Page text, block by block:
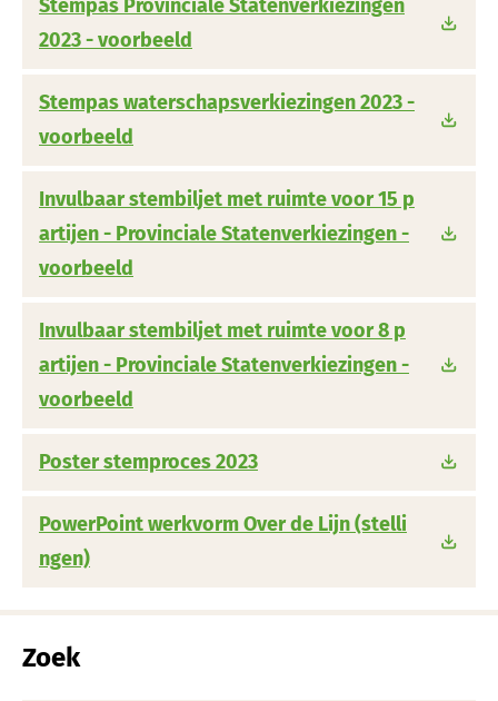
Stempas Provinciale Statenverkiezingen
2023 - voorbeeld
Stempas waterschapsverkiezingen 2023 -
voorbeeld
Invulbaar stembiljet met ruimte voor 15 p
artijen - Provinciale Statenverkiezingen -
voorbeeld
Invulbaar stembiljet met ruimte voor 8 p
artijen - Provinciale Statenverkiezingen -
voorbeeld
Poster stemproces 2023
PowerPoint werkvorm Over de Lijn (stelli
ngen)
Zoek